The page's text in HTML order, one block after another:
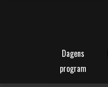
Dagens
program